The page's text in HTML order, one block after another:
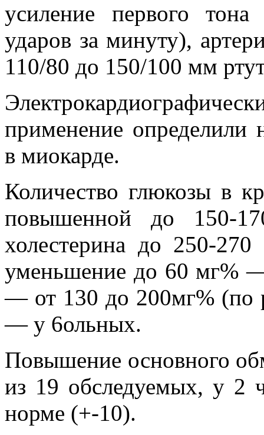
усиление первого
ударов за минуту),
110/80 до 150/100 мм
применение определили
в миокарде.
Количество глюкозы в
повышенной до 150-
холестерина до 250-
уменьшение до 60 мг%
— от 130 до 200мг% (по
— у 6ольных.
Повышение основного
из 19 обследуемых, у 2
норме (+-10).